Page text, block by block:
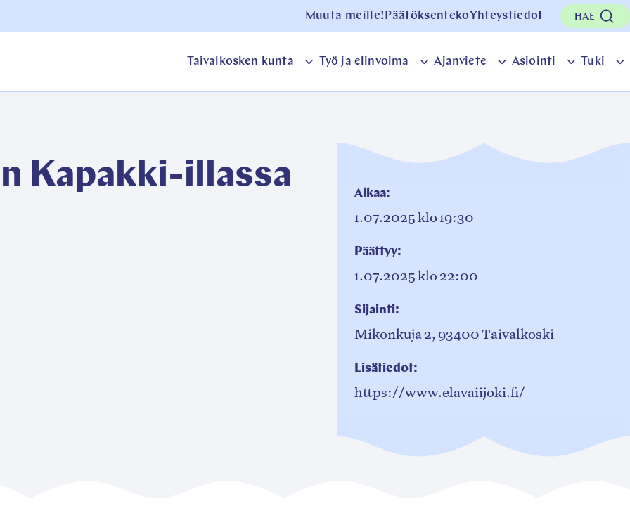
Muuta meille!PäätöksentekoYhteystiedot HAE
Taivalkosken kunta
Taivalkosken
kunta
alavalikko
Työ ja elinvoima
Työ
ja
alavalikko
Ajanviete
osion
Asiointi
osion
Tuki
Kapakki-illassa Alkaa:
1.07.2025klo 19:30
Päättyy:
1.07.2025klo 22:00
Sijainti:
Mikonkuja 2, 93400 Taivalkoski
Lisätiedot:
https://www.elavaiijoki.fi/